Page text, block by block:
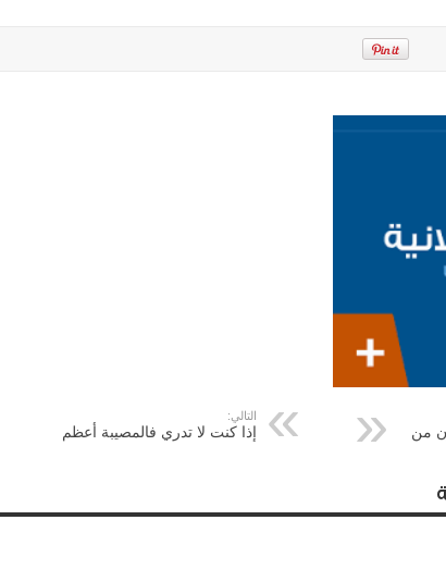
من
التالي:
إذا كنت لا تدري فالمصيبة أعظم